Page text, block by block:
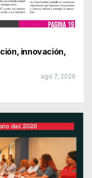
innovación,
ago 7, 2026